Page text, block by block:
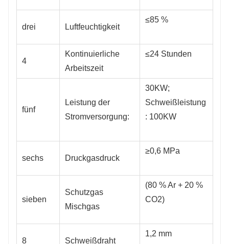
drei Luftfeuchtigkeit
≤85 %
4
Kontinuierliche
Arbeitszeit
≤24 Stunden
fünf
Leistung der
Stromversorgung:
30KW;
Schweißleistung
: 100KW
sechs Druckgasdruck
≥0,6 MPa
sieben
Schutzgas
Mischgas
(80 % Ar + 20 %
CO2)
8 Schweißdraht
1,2 mm